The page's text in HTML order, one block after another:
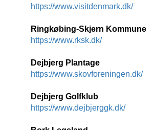
https://www.visitdenmark.dk/
Ringkøbing-Skjern Kommune
https://www.rksk.dk/
Dejbjerg Plantage
https://www.skovforeningen.dk/
Dejbjerg Golfklub
https://www.dejbjerggk.dk/